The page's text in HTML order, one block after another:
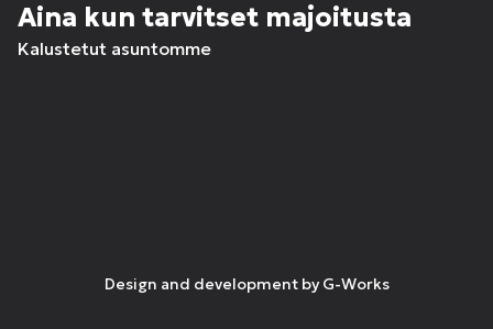
Aina kun tarvitset majoitusta
Kalustetut asuntomme
Design and development by G-Works